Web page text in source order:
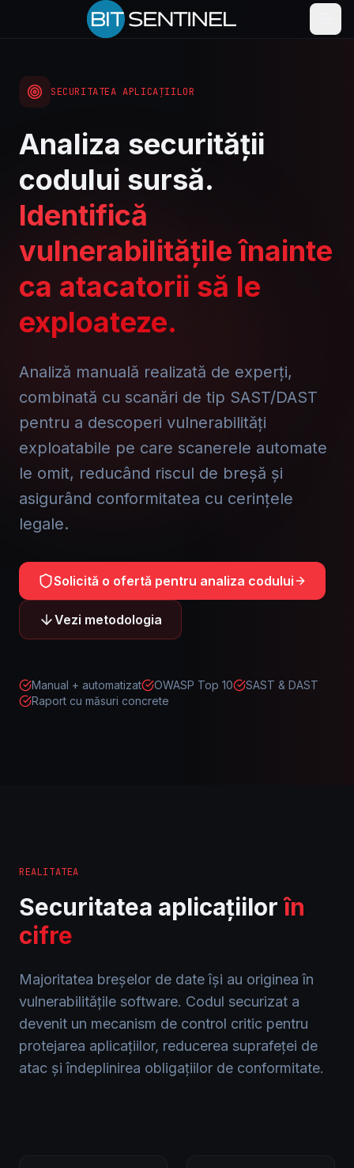
SECURITATEA APLICAȚIILOR
Analiza securității
codului sursă.
Identifică
vulnerabilitățile înainte
ca atacatorii să le
exploateze.
Analiză manuală realizată de experți,
combinată cu scanări de tip SAST/DAST
pentru a descoperi vulnerabilități
exploatabile pe care scanerele automate
le omit, reducând riscul de breșă și
asigurând conformitatea cu cerințele
legale.
Solicită o ofertă pentru analiza codului
Vezi metodologia
Manual + automatizat OWASP Top 10
SAST & DAST
Raport cu măsuri concrete
REALITATEA
Securitatea aplicațiilor în
cifre
Majoritatea breșelor de date își au originea în
vulnerabilitățile software. Codul securizat a
devenit un mecanism de control critic pentru
protejarea aplicațiilor, reducerea suprafeței de
atac și îndeplinirea obligațiilor de conformitate.